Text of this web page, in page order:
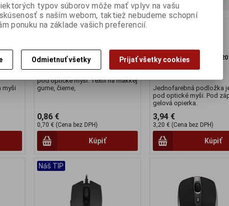
myši
Podložka pod myš
Katalógové číslo:Mys610
pod optické myši. Textil na mäkkej
gume, čierne,
0,86 €
0,70 € (Cena bez DPH)
Kúpiť
Výrobca:CRONO
Katalógové číslo:
Mys620
EAN:
Jednofarebná podložka
pod optické myši. Pod
gelová opierka.
3,94 €
3,20 € (Cena bez DPH)
Kúpiť
Náš TIP
typov súborov môže mať vplyv na vašu
s naším webom, taktiež nebudeme schopní
ponuku na základe vašich preferencií.
Odmietnuť všetky Prijať všetky cookies